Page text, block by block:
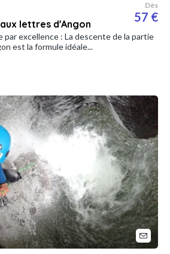
lettres d'Angon
Dès
57 €
par excellence : La descente de la partie
est la formule idéale...